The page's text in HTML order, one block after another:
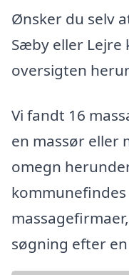
Ønsker du selv
Sæby eller Lejre
oversigten
Vi fandt 16
en massør eller
omegn
søgning efter